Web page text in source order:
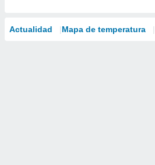
Actualidad Mapa de temperatura